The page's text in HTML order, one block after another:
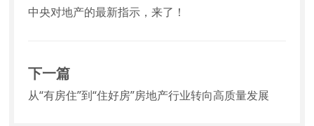
中央对地产的最新指示，来了！
下一篇
从“有房住”到“住好房”房地产行业转向高质量发展